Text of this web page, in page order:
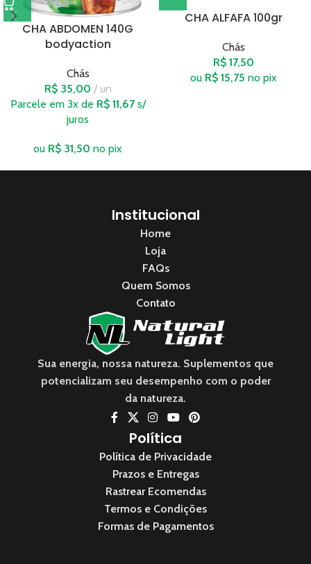
CHA ABDOMEN 140G
bodyaction
Chás
R$35,00
un
Parcele em 3x de R$11,67 s/
juros
ou R$ 31,50 no pix
CHA ALFAFA 100gr
Chás
R$17,50
ou R$15,75 no pix
Institucional
Home
Loja
FAQs
Quem Somos
Contato
Sua energia, nossa natureza. Suplementos que
potencializam seu desempenho com o poder
da natureza.
Política
Política de Privacidade
Prazos e Entregas
Rastrear Ecomendas
Termos e Condições
Formas de Pagamentos